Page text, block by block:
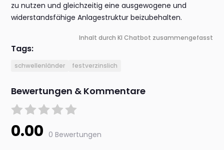
zu nutzen und gleichzeitig eine ausgewogene und
widerstandsfähige Anlagestruktur beizubehalten.
Inhalt durch KI Chatbot zusammengefasst
Tags:
schwellenländer festverzinslich
Bewertungen & Kommentare
0.00 0 Bewertungen